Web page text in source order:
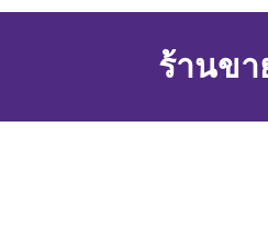
ร้านขา